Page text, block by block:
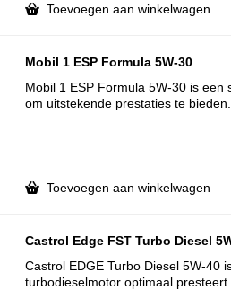
Toevoegen aan winkelwagen
Mobil 1 ESP Formula 5W-30
Mobil 1 ESP Formula 5W-30 is
om uitstekende prestaties te bieden.
Toevoegen aan winkelwagen
Castrol Edge FST Turbo Diesel
Castrol EDGE Turbo Diesel 5W-40
turbodieselmotor optimaal